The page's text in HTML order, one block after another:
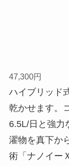
47,300円
ハイブリッド
乾かせます。
6.5L/日と強力
濯物を真下か
術「ナノイー